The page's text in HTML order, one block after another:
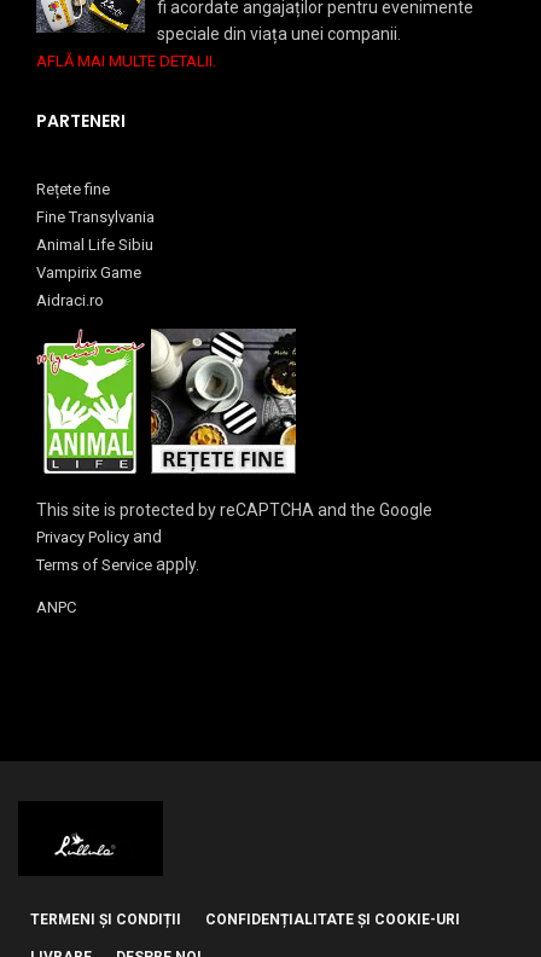
fi acordate angajaților pentru evenimente
speciale din viața unei companii.
AFLĂ MAI MULTE DETALII.
PARTENERI
Rețete fine
Fine Transylvania
Animal Life Sibiu
Vampirix Game
Aidraci.ro
This site is protected by reCAPTCHA and the Google
Privacy Policy and
Terms of Service apply.
ANPC
TERMENI ȘI CONDIȚII CONFIDENȚIALITATE ȘI COOKIE-URI